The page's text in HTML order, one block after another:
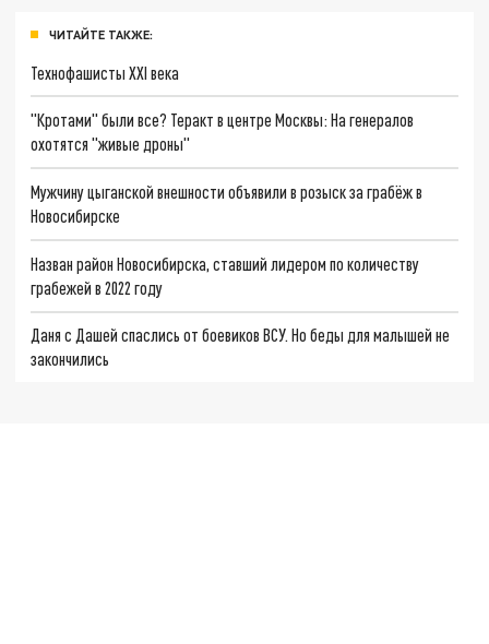
ЧИТАЙТЕ ТАКЖЕ:
Технофашисты XXI века
"Кротами" были все? Теракт в центре Москвы: На генералов
охотятся "живые дроны"
Мужчину цыганской внешности объявили в розыск за грабёж в
Новосибирске
Назван район Новосибирска, ставший лидером по количеству
грабежей в 2022 году
Даня с Дашей спаслись от боевиков ВСУ. Но беды для малышей не
закончились